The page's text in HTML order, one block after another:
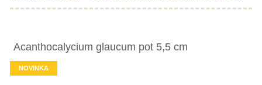
Acanthocalycium glaucum pot 5,5 cm
NOVINKA